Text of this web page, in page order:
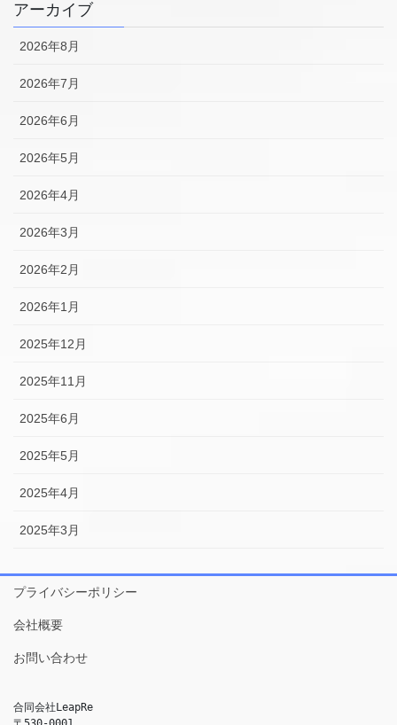
アーカイブ
2026年8月
2026年7月
2026年6月
2026年5月
2026年4月
2026年3月
2026年2月
2026年1月
2025年12月
2025年11月
2025年6月
2025年5月
2025年4月
2025年3月
プライバシーポリシー
会社概要
お問い合わせ
合同会社LeapRe